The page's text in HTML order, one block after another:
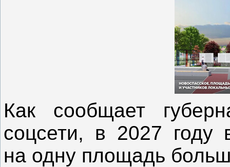
Как сообщает
соцсети, в 2027 году
на одну площадь